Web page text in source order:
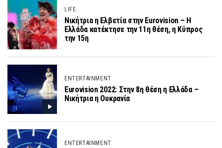
LIFE
Νικήτρια η Ελβετία στην Eurovision – Η
Ελλάδα κατέκτησε την 11η θέση, η Κύπρος
την 15η
ENTERTAINMENT
Eurovision 2022: Στην 8η θέση η Ελλάδα –
Νικήτρια η Ουκρανία
ENTERTAINMENT